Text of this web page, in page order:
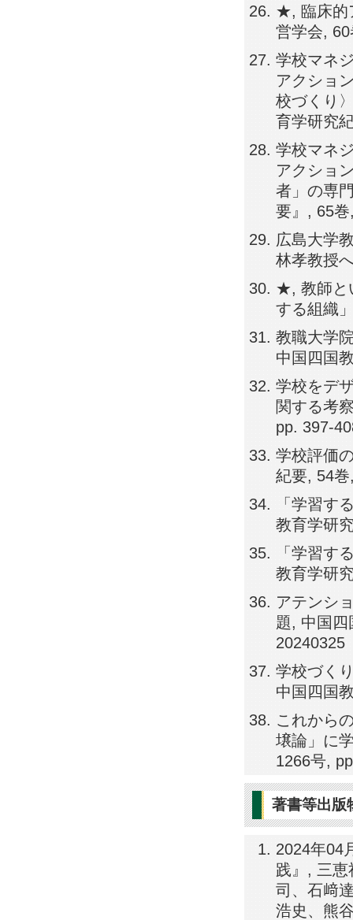
★, 臨床的
営学会,
学校マネ
アクショ
校づくり
育学研究
学校マネ
アクショ
者」の専
要』, 65
広島大学
林孝教授
★, 教師と
する組織
教職大学
中国四国
学校をデ
関する考
pp. 397-
学校評価
紀要, 54
「学習す
教育学研
「学習す
教育学研
アテンシ
題, 中国
20240325
学校づく
中国四国
これから
壌論」に
1266号,
著書等出版
2024年04
践』, 三
司、石﨑
浩史、熊